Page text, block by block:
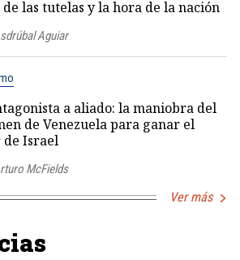
las tutelas y la hora de la nación
Aguiar
a aliado: la maniobra del
de Venezuela para ganar el
Israel
McFields
Ver más